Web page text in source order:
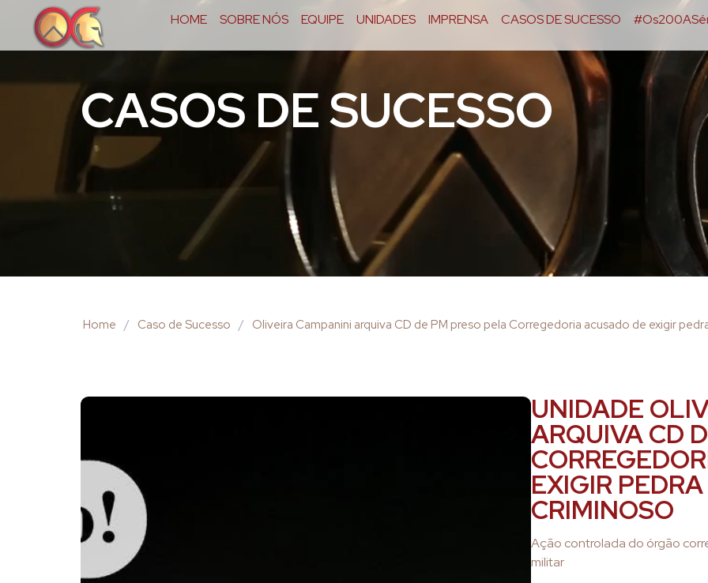
HOME SOBRE NÓS EQUIPE UNIDADES IMPRENSA CASOS DE SUCESSO
CASOS DE SUCESSO
Home / Caso de Sucesso / Oliveira Campanini arquiva CD de PM preso pela Corregedoria acusado de exigir
UNIDADE
ARQUIVA CD
EXIGIR
CRIMINOSO
Ação controlada do órgão
militar